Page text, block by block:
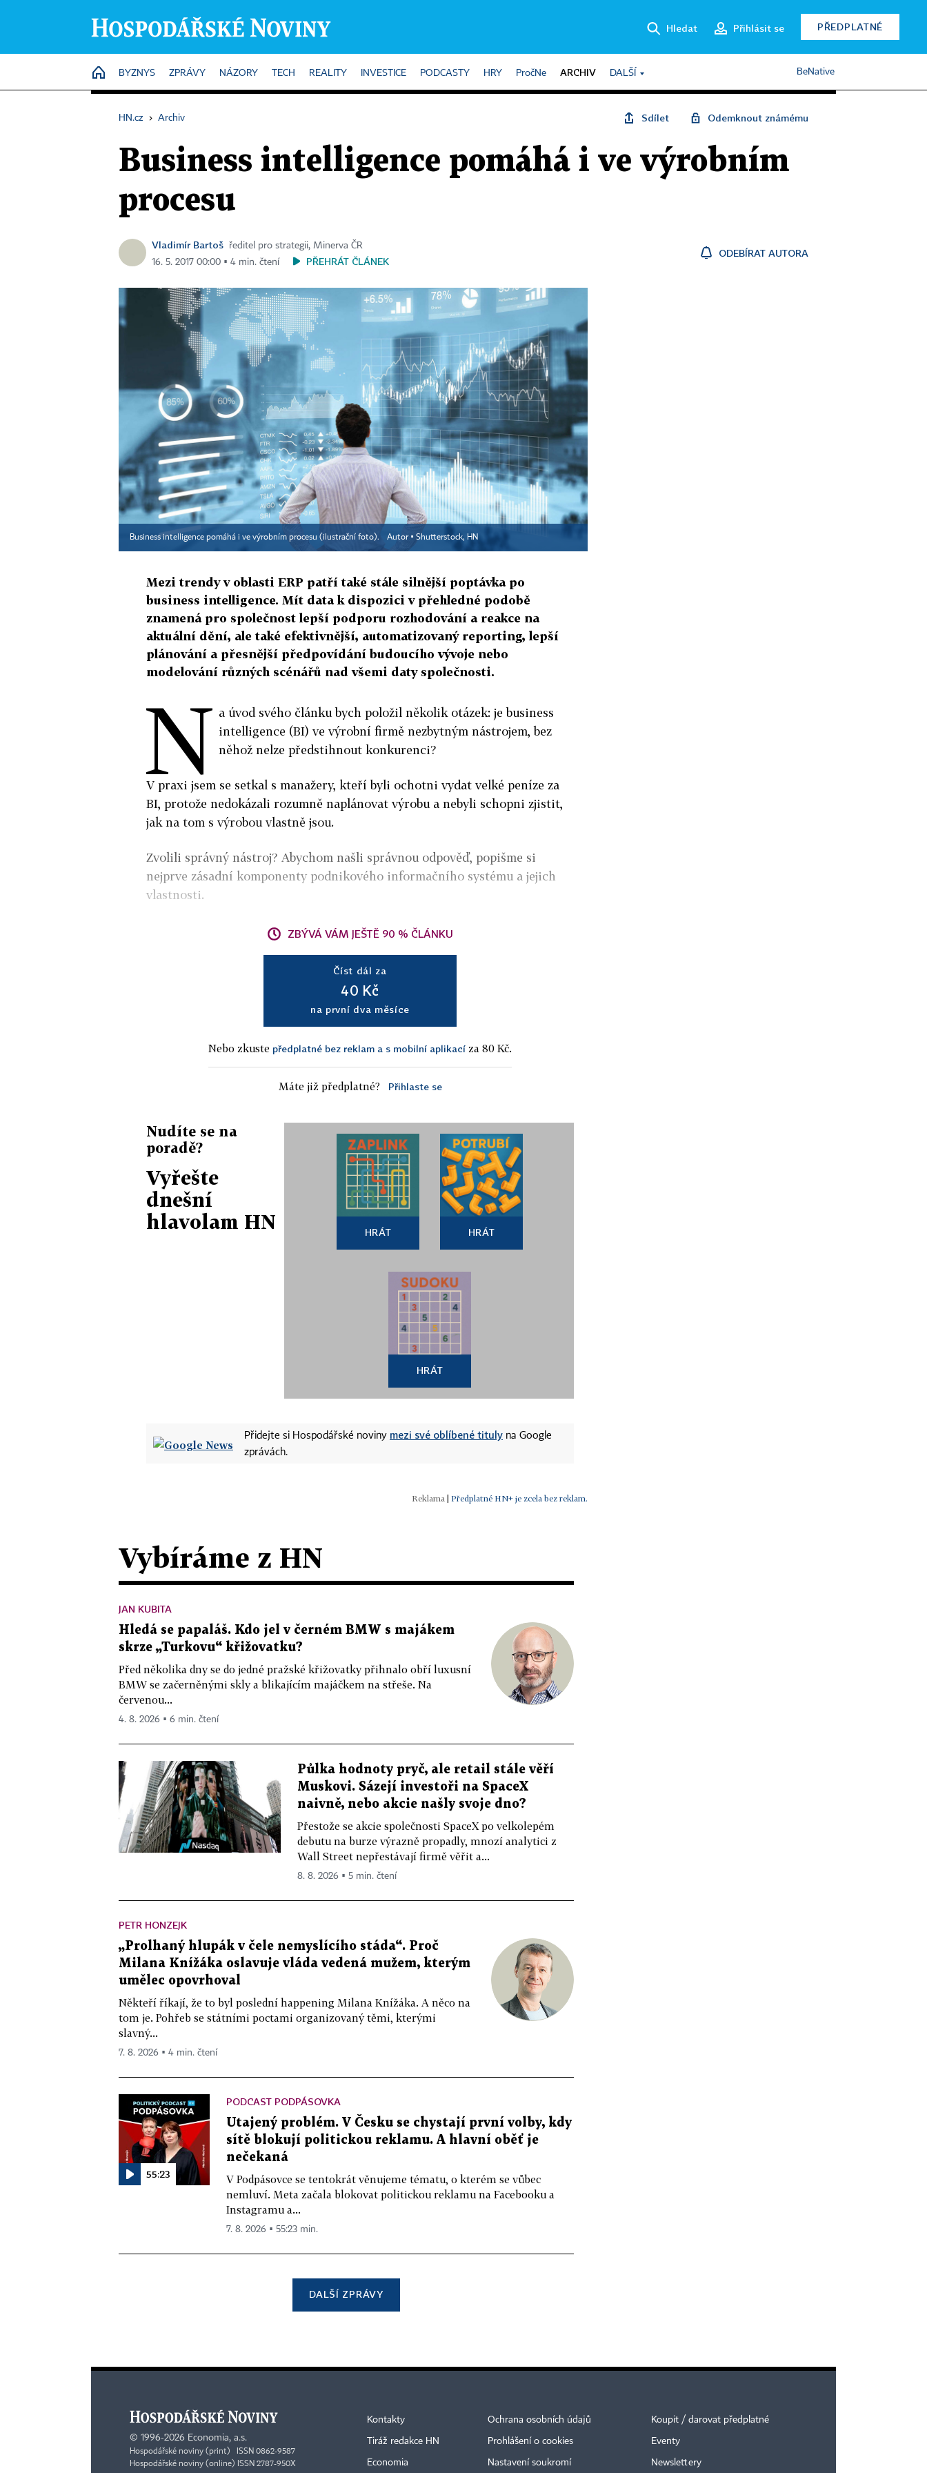
Hledat Přihlásit se PŘEDPLATNÉ
HOME
BYZNYS ZPRÁVY NÁZORY TECH REALITY INVESTICE PODCASTY HRY PročNe ARCHIV DALŠÍ BeNative
HN.cz › Archiv Sdílet Odemknout známému
Business intelligence pomáhá i ve výrobním
procesu
Vladimír Bartoš
ředitel pro strategii, Minerva ČR
16. 5. 2017 00:00 ▪ 4 min. čtení
PŘEHRÁT ČLÁNEK
ODEBÍRAT AUTORA
Business intelligence pomáhá i ve výrobním procesu (ilustrační foto). Autor ▪ Shutterstock, HN
Mezi trendy v oblasti ERP patří také stále silnější poptávka po
business intelligence. Mít data k dispozici v přehledné podobě
znamená pro společnost lepší podporu rozhodování a reakce na
aktuální dění, ale také efektivnější, automatizovaný reporting, lepší
plánování a přesnější předpovídání budoucího vývoje nebo
modelování různých scénářů nad všemi daty společnosti.
N a úvod svého článku bych položil několik otázek: je business
intelligence (BI) ve výrobní firmě nezbytným nástrojem, bez
něhož nelze předstihnout konkurenci?
V praxi jsem se setkal s manažery, kteří byli ochotni vydat velké peníze za
BI, protože nedokázali rozumně naplánovat výrobu a nebyli schopni zjistit,
jak na tom s výrobou vlastně jsou.
Zvolili správný nástroj? Abychom našli správnou odpověď, popišme si
nejprve zásadní komponenty podnikového informačního systému a jejich
vlastnosti.
ZBÝVÁ VÁM JEŠTĚ 90 % ČLÁNKU
Číst dál za
40 Kč
na první dva měsíce
Nebo zkuste předplatné bez reklam a s mobilní aplikací za 80 Kč.
Máte již předplatné? Přihlaste se
Nudíte se na
poradě?
Vyřešte
dnešní
hlavolam HN
HRÁT HRÁT
HRÁT
Přidejte si Hospodářské noviny mezi své oblíbené tituly na Google
zprávách.
Předplatné HN+ je zcela bez reklam.
Vybíráme z HN
JAN KUBITA
Hledá se papaláš. Kdo jel v černém BMW s majákem
skrze „Turkovu“ křižovatku?
Před několika dny se do jedné pražské křižovatky přihnalo obří luxusní
BMW se začerněnými skly a blikajícím majáčkem na střeše. Na
červenou...
4. 8. 2026 ▪ 6 min. čtení
Půlka hodnoty pryč, ale retail stále věří
Muskovi. Sázejí investoři na SpaceX
naivně, nebo akcie našly svoje dno?
Přestože se akcie společnosti SpaceX po velkolepém
debutu na burze výrazně propadly, mnozí analytici z
Wall Street nepřestávají firmě věřit a...
8. 8. 2026 ▪ 5 min. čtení
PETR HONZEJK
„Prolhaný hlupák v čele nemyslícího stáda“. Proč
Milana Knížáka oslavuje vláda vedená mužem, kterým
umělec opovrhoval
Někteří říkají, že to byl poslední happening Milana Knížáka. A něco na
tom je. Pohřeb se státními poctami organizovaný těmi, kterými
slavný...
7. 8. 2026 ▪ 4 min. čtení
55:23
PODCAST PODPÁSOVKA
Utajený problém. V Česku se chystají první volby, kdy
sítě blokují politickou reklamu. A hlavní oběť je
nečekaná
V Podpásovce se tentokrát věnujeme tématu, o kterém se vůbec
nemluví. Meta začala blokovat politickou reklamu na Facebooku a
Instagramu a...
7. 8. 2026 ▪ 55:23 min.
DALŠÍ ZPRÁVY
© 1996-2026 Economia, a.s.
Hospodářské noviny (print) ISSN 0862-9587
Hospodářské noviny (online) ISSN 2787-950X
Kontakty
Tiráž redakce HN
Economia
Ochrana osobních údajů
Prohlášení o cookies
Nastavení soukromí
Koupit / darovat předplatné
Eventy
Newslettery